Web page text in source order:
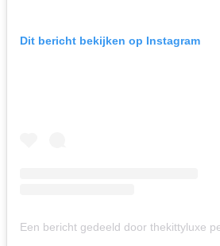
Dit bericht bekijken op Instagram